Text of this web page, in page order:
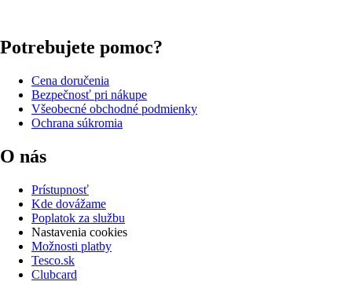
Potrebujete pomoc?
Cena doručenia
Bezpečnosť pri nákupe
Všeobecné obchodné podmienky
Ochrana súkromia
O nás
Prístupnosť
Kde dovážame
Poplatok za službu
Nastavenia cookies
Možnosti platby
Tesco.sk
Clubcard